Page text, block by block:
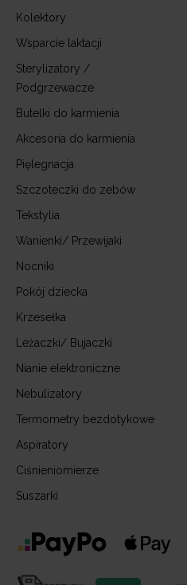
Kolektory
Wsparcie laktacji
Sterylizatory /
Podgrzewacze
Butelki do karmienia
Akcesoria do karmienia
Pięlegnacja
Szczoteczki do zebów
Tekstylia
Wanienki/ Przewijaki
Nocniki
Pokój dziecka
Krzesełka
Leżaczki/ Bujaczki
Nianie elektroniczne
Nebulizatory
Termometry bezdotykowe
Aspiratory
Ciśnieniomierze
Suszarki